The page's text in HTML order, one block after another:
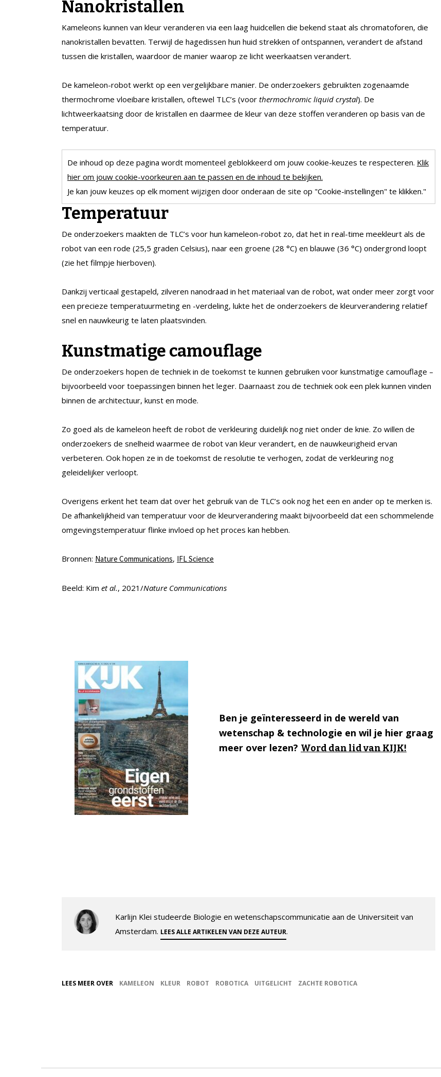
Nanokristallen
Kameleons kunnen van kleur veranderen via een laag huidcellen die bekend staat als chromatoforen, die
nanokristallen bevatten. Terwijl de hagedissen hun huid strekken of ontspannen, verandert de afstand
tussen die kristallen, waardoor de manier waarop ze licht weerkaatsen verandert.
De kameleon-robot werkt op een vergelijkbare manier. De onderzoekers gebruikten zogenaamde
thermochrome vloeibare kristallen, oftewel TLC’s (voor thermochromic liquid crystal). De
lichtweerkaatsing door de kristallen en daarmee de kleur van deze stoffen veranderen op basis van de
temperatuur.
De inhoud op deze pagina wordt momenteel geblokkeerd om jouw cookie-keuzes te respecteren. Klik
hier om jouw cookie-voorkeuren aan te passen en de inhoud te bekijken.
Je kan jouw keuzes op elk moment wijzigen door onderaan de site op "Cookie-instellingen" te klikken."
Temperatuur
De onderzoekers maakten de TLC’s voor hun kameleon-robot zo, dat het in real-time meekleurt als de
robot van een rode (25,5 graden Celsius), naar een groene (28 °C) en blauwe (36 °C) ondergrond loopt
(zie het filmpje hierboven).
Dankzij verticaal gestapeld, zilveren nanodraad in het materiaal van de robot, wat onder meer zorgt voor
een precieze temperatuurmeting en -verdeling, lukte het de onderzoekers de kleurverandering relatief
snel en nauwkeurig te laten plaatsvinden.
Kunstmatige camouflage
De onderzoekers hopen de techniek in de toekomst te kunnen gebruiken voor kunstmatige camouflage –
bijvoorbeeld voor toepassingen binnen het leger. Daarnaast zou de techniek ook een plek kunnen vinden
binnen de architectuur, kunst en mode.
Zo goed als de kameleon heeft de robot de verkleuring duidelijk nog niet onder de knie. Zo willen de
onderzoekers de snelheid waarmee de robot van kleur verandert, en de nauwkeurigheid ervan
verbeteren. Ook hopen ze in de toekomst de resolutie te verhogen, zodat de verkleuring nog
geleidelijker verloopt.
Overigens erkent het team dat over het gebruik van de TLC’s ook nog het een en ander op te merken is.
De afhankelijkheid van temperatuur voor de kleurverandering maakt bijvoorbeeld dat een schommelende
omgevingstemperatuur flinke invloed op het proces kan hebben.
Bronnen: Nature Communications, IFL Science
Beeld: Kim et al., 2021/Nature Communications
Ben je geïnteresseerd in de wereld van
wetenschap & technologie en wil je hier graag
meer over lezen? Word dan lid van KIJK!
Karlijn Klei studeerde Biologie en wetenschapscommunicatie aan de Universiteit van
Amsterdam. LEES ALLE ARTIKELEN VAN DEZE AUTEUR.
LEES MEER OVER KAMELEON KLEUR ROBOT ROBOTICA UITGELICHT ZACHTE ROBOTICA